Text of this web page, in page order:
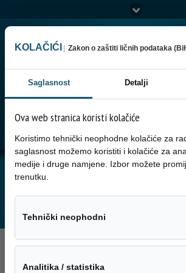
Go to:
JUTARNJA SERVISNA
13.08.2025. GODINE
KOLAČIĆI Zakon o zaštiti ličnih podataka
Saglasnost Detalji
Ova web stranica koristi kolačiće
Koristimo tehnički neophodne kolačiće za
saglasnost možemo koristiti i kolačiće za
medije i druge namjene. Izbor možete
trenutku.
Tehnički neophodni
Analitika / statistika